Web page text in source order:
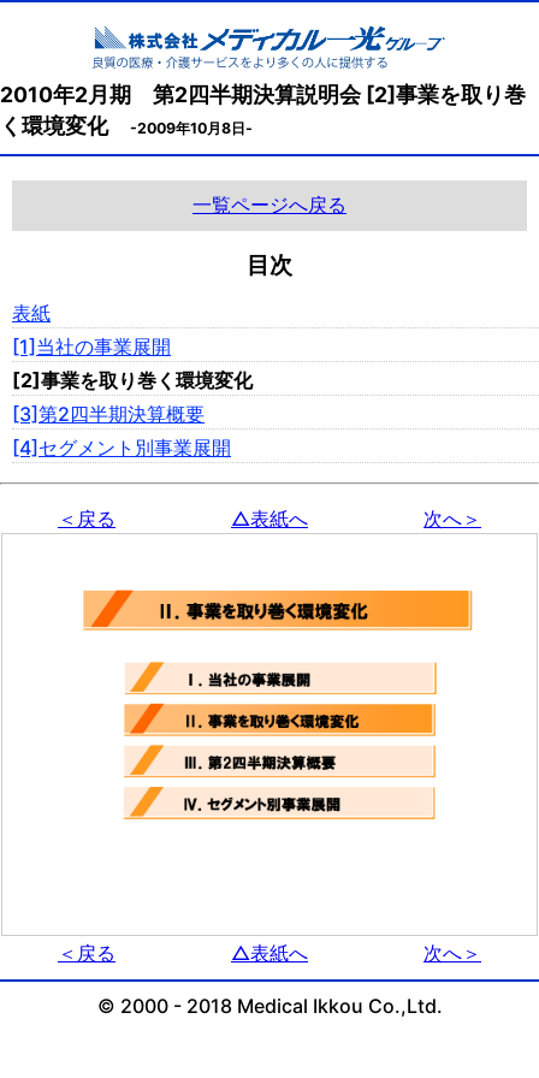
2010年2月期 第2四半期決算説明会 [2]事業を取り巻
く環境変化
-2009年10月8日-
一覧ページへ戻る
目次
表紙
[1]当社の事業展開
[2]事業を取り巻く環境変化
[3]第2四半期決算概要
[4]セグメント別事業展開
＜戻る △表紙へ 次へ＞
＜戻る △表紙へ 次へ＞
© 2000 - 2018 Medical Ikkou Co.,Ltd.